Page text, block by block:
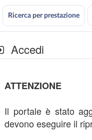
Ricerca per prestazione
Accedi
ATTENZIONE
Il portale è stato
devono eseguire il